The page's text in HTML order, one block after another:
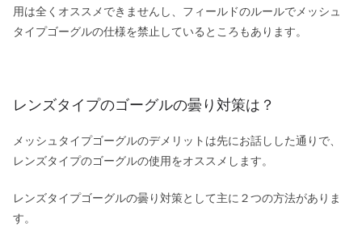
用は全くオススメできませんし、フィールドのルールでメッシュ
タイプゴーグルの仕様を禁止しているところもあります。
レンズタイプのゴーグルの曇り対策は？
メッシュタイプゴーグルのデメリットは先にお話しした通りで、
レンズタイプのゴーグルの使用をオススメします。
レンズタイプゴーグルの曇り対策として主に２つの方法がありま
す。